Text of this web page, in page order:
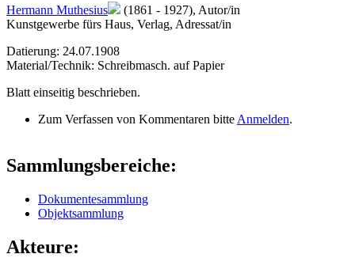
Hermann Muthesius
(1861 - 1927), Autor/in
Kunstgewerbe fürs Haus, Verlag, Adressat/in
Datierung: 24.07.1908
Material/Technik: Schreibmasch. auf Papier
Blatt einseitig beschrieben.
Zum Verfassen von Kommentaren bitte Anmelden.
Sammlungsbereiche:
Dokumentesammlung
Objektsammlung
Akteure: